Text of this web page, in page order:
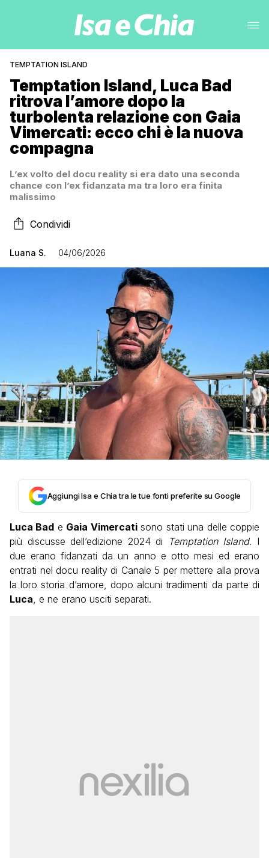
TEMPTATION ISLAND
Temptation Island, Luca Bad
ritrova l’amore dopo la
turbolenta relazione con Gaia
Vimercati: ecco chi è la nuova
compagna
L’ex volto del docu reality si era dato una seconda
chance con l’ex fidanzata ma tra loro era finita
malissimo
Condividi
Luana S. 04/06/2026
Aggiungi Isa e Chia tra le tue fonti preferite su Google
Luca Bad e Gaia Vimercatisono stati una delle coppie
più discusse dell’edizione 2024 di
Temptation Island. I
due erano fidanzati da un anno e otto mesi ed erano
entrati nel docu reality di Canale 5 per mettere alla prova
la loro storia d’amore, dopo alcuni tradimenti da parte di
Luca , e ne erano usciti separati.